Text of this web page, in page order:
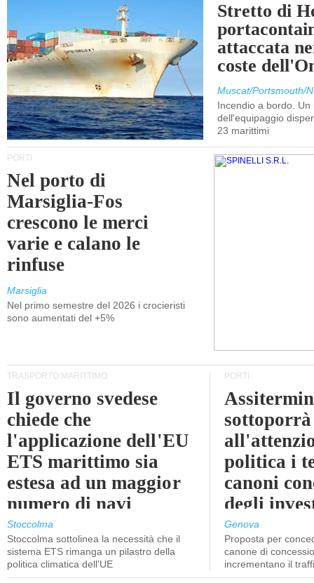
Stretto di
attaccata
coste
Muscat/Portsmouth/
Incendio a bordo. Un
dell'equipaggio
23 marittimi
PORTI
Nel porto di
Marsiglia-Fos
crescono le merci
varie e calano le
rinfuse
Marsiglia
Nel primo semestre del 2026 i crocieristi
sono aumentati del +5%
TRASPORTO MARITTIMO
Il governo svedese
chiede che
l'applicazione dell'EU
ETS marittimo sia
estesa ad un maggior
numero di navi
Stoccolma
Stoccolma sottolinea la necessità che il
sistema ETS rimanga un pilastro della
politica climatica dell'UE
PORTI
sottoporrà
politica i
canoni
degli
Genova
Proposta per
canone di
incrementano il